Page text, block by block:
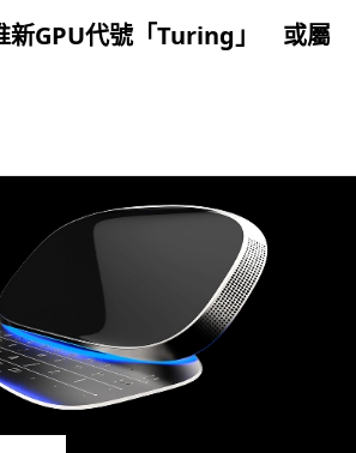
新GPU代號「Turing」 或屬